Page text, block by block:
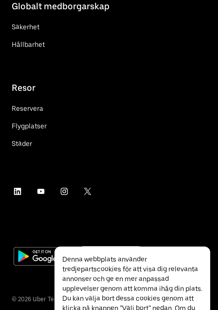
Globalt medborgarskap
Säkerhet
Hållbarhet
Resor
Reservera
Flygplatser
Städer
© 2026 Uber Technologies Inc.
Denna webbplats använder
tredjepartscookies för att visa dig relevanta
annonser och ge en mer anpassad
upplevelser genom att komma ihåg din plats.
Du kan välja bort dessa cookies genom att
klicka på knappen ”Välj bort” nedan. Om du